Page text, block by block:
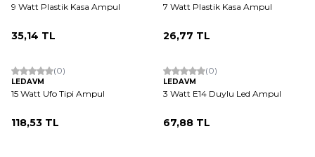
9 Watt Plastik Kasa Ampul
35,14 TL
7 Watt Plastik Kasa Ampul
26,77 TL
(0)
LEDAVM
15 Watt Ufo Tipi Ampul
118,53 TL
(0)
LEDAVM
3 Watt E14 Duylu Led Ampul
67,88 TL